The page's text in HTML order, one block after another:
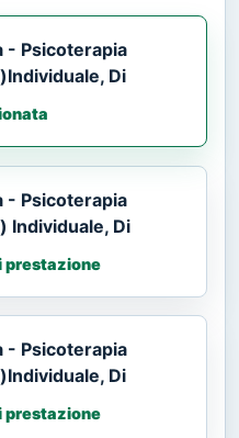
- Psicoterapia
Di
- Psicoterapia
Individuale, Di
prestazione
- Psicoterapia
Di
prestazione